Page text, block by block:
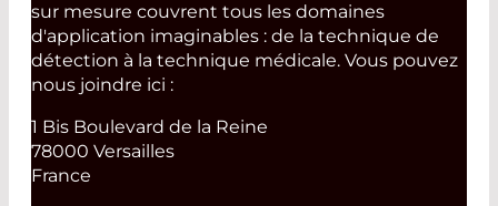
sur mesure couvrent tous les domaines
d'application imaginables : de la technique de
détection à la technique médicale. Vous pouvez
nous joindre ici :
1 Bis Boulevard de la Reine
78000 Versailles
France